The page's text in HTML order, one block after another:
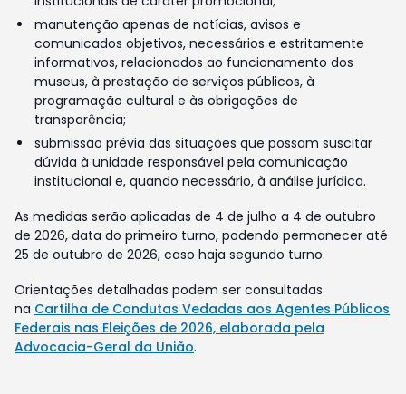
manutenção apenas de notícias, avisos e
comunicados objetivos, necessários e estritamente
informativos, relacionados ao funcionamento dos
museus, à prestação de serviços públicos, à
programação cultural e às obrigações de
transparência;
submissão prévia das situações que possam suscitar
dúvida à unidade responsável pela comunicação
institucional e, quando necessário, à análise jurídica.
As medidas serão aplicadas de 4 de julho a 4 de outubro
de 2026, data do primeiro turno, podendo permanecer até
25 de outubro de 2026, caso haja segundo turno.
Orientações detalhadas podem ser consultadas
na Cartilha de Condutas Vedadas aos Agentes Públicos
Federais nas Eleições de 2026, elaborada pela
Advocacia-Geral da União.